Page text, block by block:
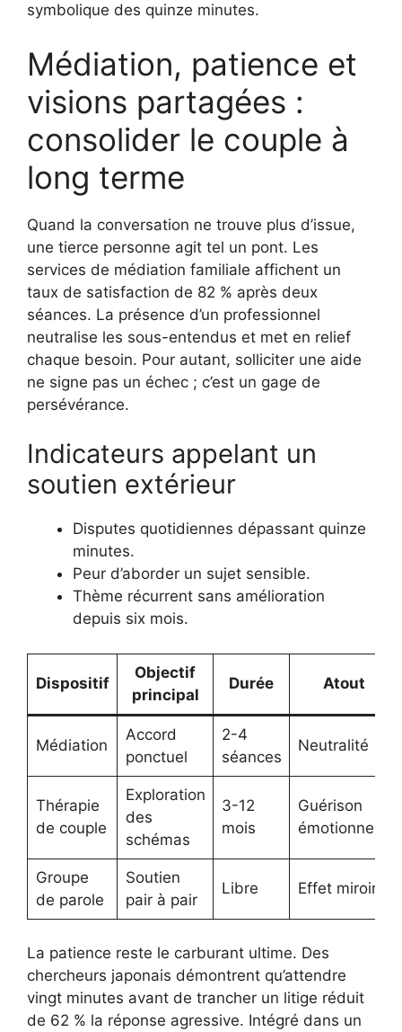
symbolique des quinze minutes.
Médiation, patience et
visions partagées :
consolider le couple à
long terme
Quand la conversation ne trouve plus d’issue,
une tierce personne agit tel un pont. Les
services de médiation familiale affichent un
taux de satisfaction de 82 % après deux
séances. La présence d’un professionnel
neutralise les sous-entendus et met en relief
chaque besoin. Pour autant, solliciter une aide
ne signe pas un échec ; c’est un gage de
persévérance.
Indicateurs appelant un
soutien extérieur
Disputes quotidiennes dépassant quinze
minutes.
Peur d’aborder un sujet sensible.
Thème récurrent sans amélioration
depuis six mois.
Dispositif
Objectif
principal
Durée Atout
Médiation
Accord
ponctuel
2-4
séances
Neutralité
Thérapie
de couple
Exploration
des
schémas
3-12
mois
Guérison
émotionnelle
Groupe
de parole
Soutien
pair à pair
Libre Effet miroir
La patience reste le carburant ultime. Des
chercheurs japonais démontrent qu’attendre
vingt minutes avant de trancher un litige réduit
de 62 % la réponse agressive. Intégré dans un